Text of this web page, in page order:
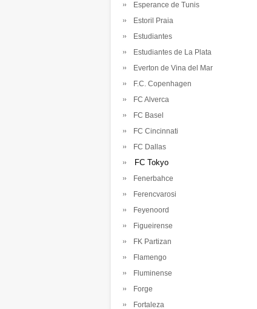
Esperance de Tunis
Estoril Praia
Estudiantes
Estudiantes de La Plata
Everton de Vina del Mar
F.C. Copenhagen
FC Alverca
FC Basel
FC Cincinnati
FC Dallas
FC Tokyo
Fenerbahce
Ferencvarosi
Feyenoord
Figueirense
FK Partizan
Flamengo
Fluminense
Forge
Fortaleza